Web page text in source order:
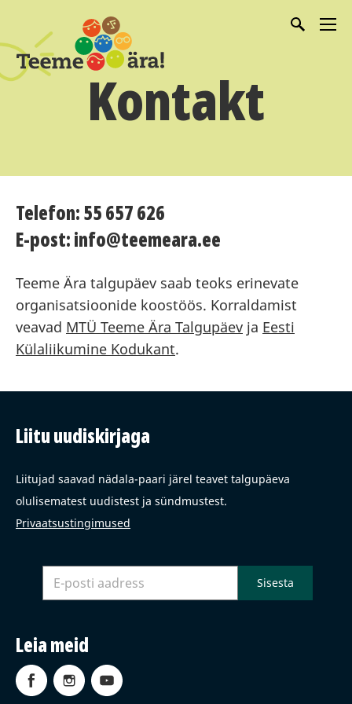
Kontakt
Telefon: 55 657 626
E-post: info@teemeara.ee
Teeme Ära talgupäev saab teoks erinevate
organisatsioonide koostöös. Korraldamist
veavad MTÜ Teeme Ära Talgupäev ja Eesti
Külaliikumine Kodukant.
Liitu uudiskirjaga
Liitujad saavad nädala-paari järel teavet talgupäeva
olulisematest uudistest ja sündmustest.
Privaatsustingimused
Leia meid